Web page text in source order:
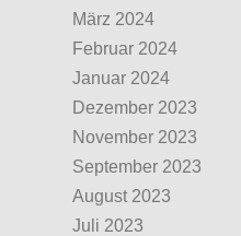
März 2024
Februar 2024
Januar 2024
Dezember 2023
November 2023
September 2023
August 2023
Juli 2023